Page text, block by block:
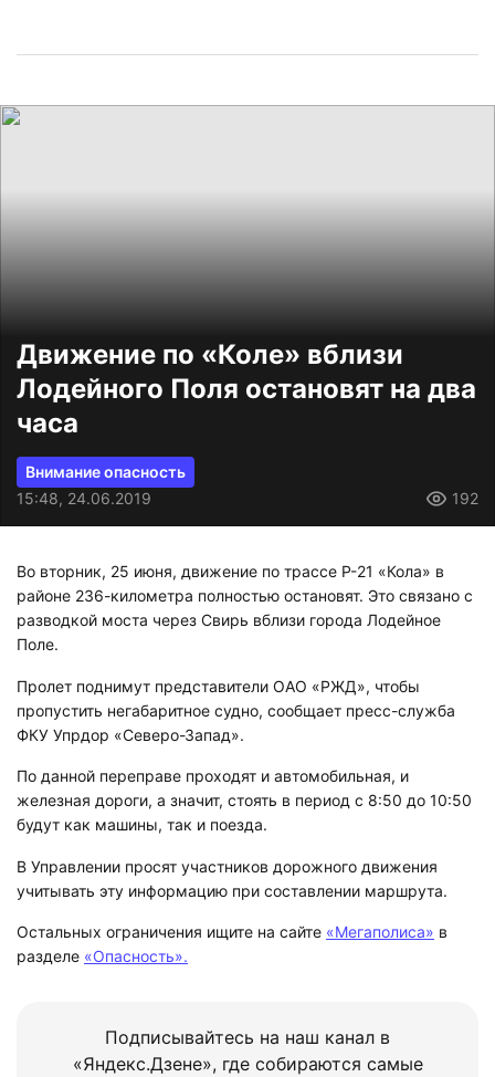
Движение по «Коле» вблизи
Лодейного Поля остановят на два
часа
Внимание опасность
15:48, 24.06.2019
192
Во вторник, 25 июня, движение по трассе Р-21 «Кола» в
районе 236-километра полностью остановят. Это связано с
разводкой моста через Свирь вблизи города Лодейное
Поле.
Пролет поднимут представители ОАО «РЖД», чтобы
пропустить негабаритное судно, сообщает пресс-служба
ФКУ Упрдор «Северо-Запад».
По данной переправе проходят и автомобильная, и
железная дороги, а значит, стоять в период с 8:50 до 10:50
будут как машины, так и поезда.
В Управлении просят участников дорожного движения
учитывать эту информацию при составлении маршрута.
Остальных ограничения ищите на сайте «Мегаполиса» в
разделе «Опасность».
Подписывайтесь на наш канал в
«Яндекс.Дзене», где собираются самые